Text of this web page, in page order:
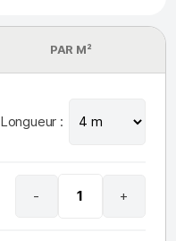
PAR M²
Longueur :
- +